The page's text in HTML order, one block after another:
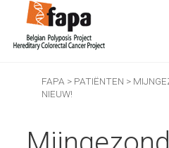
FAPA > PATIËNTEN >
NIEUW!